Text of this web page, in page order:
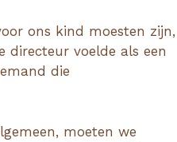
ons kind moesten zijn,
voelde als een
die
moeten we